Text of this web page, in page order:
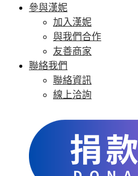
參與漢妮
加入漢妮
與我們合作
友善商家
聯絡我們
聯絡資訊
線上洽詢